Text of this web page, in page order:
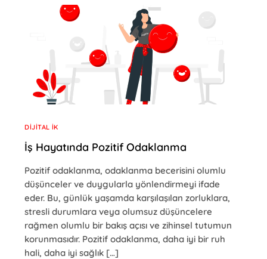
DIJITAL İK
İş Hayatında Pozitif Odaklanma
Pozitif odaklanma, odaklanma becerisini olumlu
düşünceler ve duygularla yönlendirmeyi ifade
eder. Bu, günlük yaşamda karşılaşılan zorluklara,
stresli durumlara veya olumsuz düşüncelere
rağmen olumlu bir bakış açısı ve zihinsel tutumun
korunmasıdır. Pozitif odaklanma, daha iyi bir ruh
hali, daha iyi sağlık […]